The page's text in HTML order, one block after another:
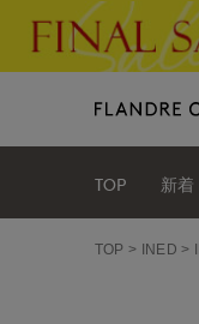
TOP 新着
TOP INED